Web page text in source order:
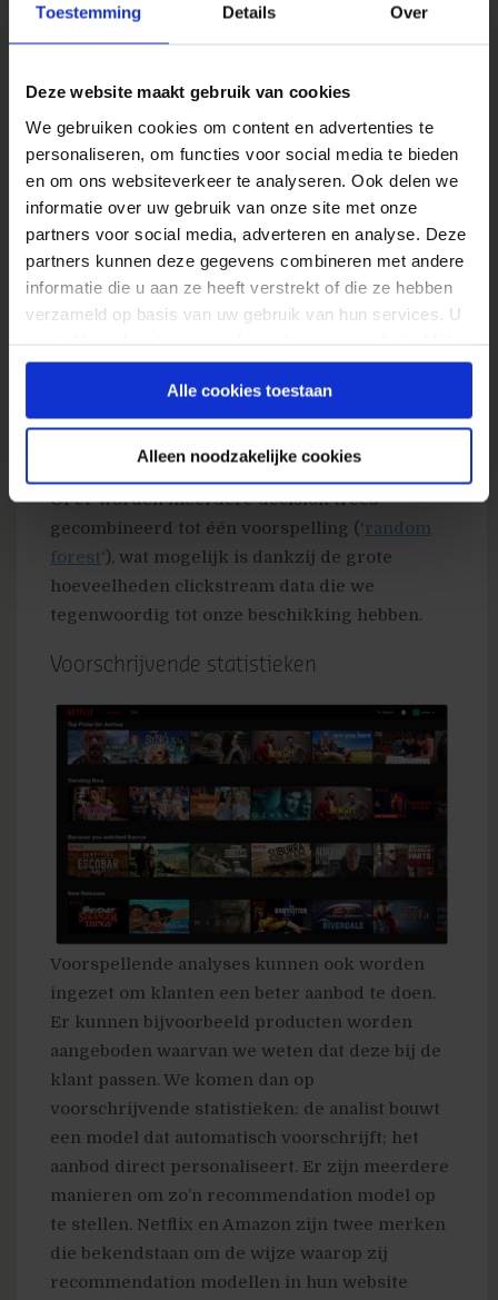
Toestemming Details Over
Deze website maakt gebruik van cookies
We gebruiken cookies om content en advertenties te
personaliseren, om functies voor social media te bieden
en om ons websiteverkeer te analyseren. Ook delen we
informatie over uw gebruik van onze site met onze
partners voor social media, adverteren en analyse. Deze
partners kunnen deze gegevens combineren met andere
informatie die u aan ze heeft verstrekt of die ze hebben
verzameld op basis van uw gebruik van hun services. U
gebruiken.
Alle cookies toestaan
Alleen noodzakelijke cookies
Het voorspellen van klantgedrag is een
marketingbudget. Een data analist kan
modellen opstellen voor de te verwachten
resultaten van een marketing campagne,
modellen voor het voorspellen van de
klantduur, of churn van de klantrelatie. Voor
deze analyses wordt een model opgesteld op
basis van historisch klantgedrag. Het model
leert steeds meer over klantgedrag aan de
hand van data en kan worden ingezet om
logistische regressieingezet (of decision trees)
ensembling models
Of er worden meerdere decision trees
gecombineerd tot één voorspelling (‘random
forest‘), wat mogelijk is dankzij de grote
hoeveelheden clickstream data die we
tegenwoordig tot onze beschikking hebben.
Voorschrijvende statistieken
Voorspellende analyses kunnen ook worden
ingezet om klanten een beter aanbod te doen.
Er kunnen bijvoorbeeld producten worden
aangeboden waarvan we weten dat deze bij de
klant passen. We komen dan op
voorschrijvende statistieken: de analist bouwt
een model dat automatisch voorschrijft; het
aanbod direct personaliseert. Er zijn meerdere
manieren om zo’n recommendation model op
te stellen. Netflix en Amazon zijn twee merken
die bekendstaan om de wijze waarop zij
recommendation modellen in hun website